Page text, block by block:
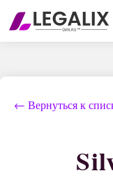
← Вернуться к